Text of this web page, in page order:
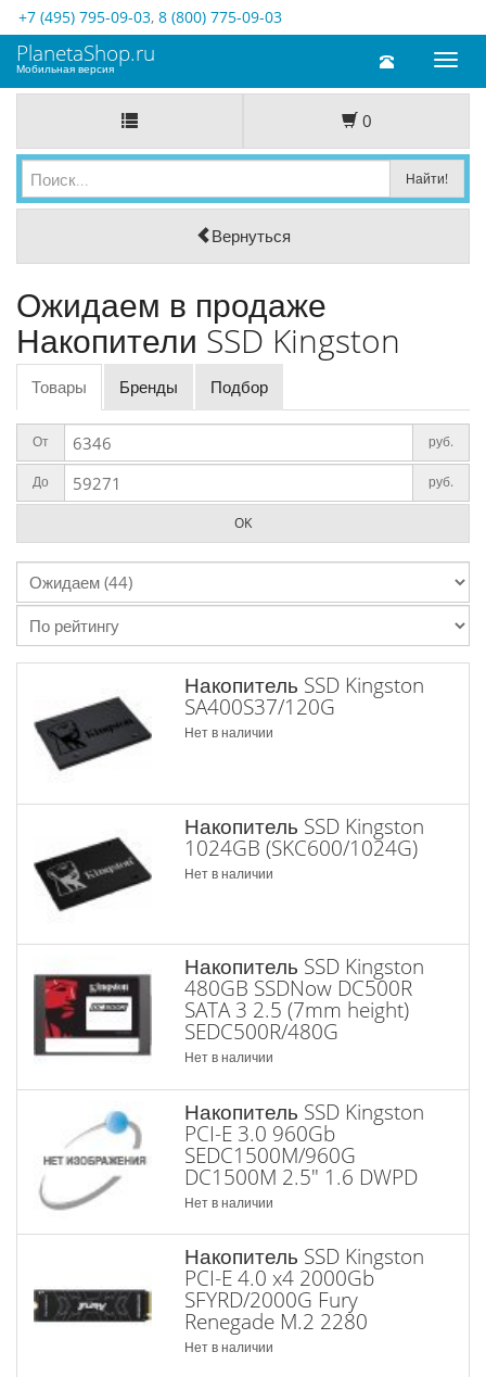
+7 (495) 795-09-03, 8 (800) 775-09-03
Toggle
PlanetaShop.ru
Мобильная версия
0
Вернуться
Ожидаем в продаже
Накопители SSD Kingston
Товары Бренды Подбор
От руб.
До руб.
Накопитель SSD Kingston
SA400S37/120G
Нет в наличии
Накопитель SSD Kingston
1024GB (SKC600/1024G)
Нет в наличии
Накопитель SSD Kingston
480GB SSDNow DC500R
SATA 3 2.5 (7mm height)
SEDC500R/480G
Нет в наличии
Накопитель SSD Kingston
PCI-E 3.0 960Gb
SEDC1500M/960G
DC1500M 2.5" 1.6 DWPD
Нет в наличии
Накопитель SSD Kingston
PCI-E 4.0 x4 2000Gb
SFYRD/2000G Fury
Renegade M.2 2280
Нет в наличии